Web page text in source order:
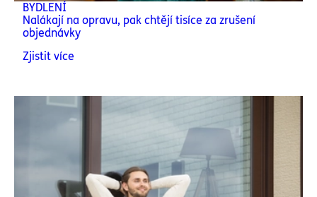
BYDLENÍ
Nalákají na opravu, pak chtějí tisíce za zrušení
objednávky
Zjistit více